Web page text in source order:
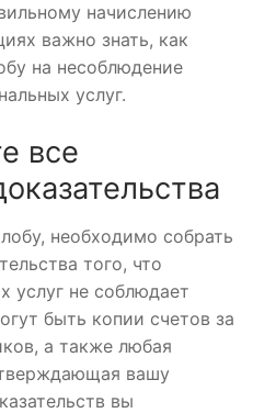
начислению
важно знать, как
на несоблюдение
услуг.
все
необходимо собрать
того, что
услуг не соблюдает
быть копии счетов за
а также любая
вашу
вы